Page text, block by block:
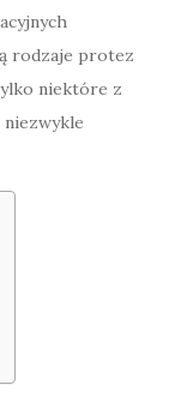
rodzaje protez
tylko niektóre z